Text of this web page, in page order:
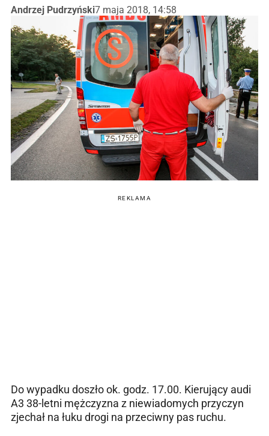
Andrzej Pudrzyński7 maja 2018, 14:58
REKLAMA
Do wypadku doszło ok. godz. 17.00. Kierujący audi
A3 38-letni mężczyzna z niewiadomych przyczyn
zjechał na łuku drogi na przeciwny pas ruchu.